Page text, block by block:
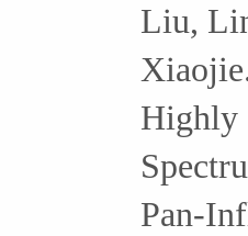
Liu,
Highly
Pan-